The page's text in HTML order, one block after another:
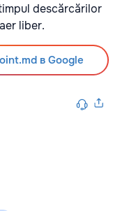
descărcărilor
liber.
в Google